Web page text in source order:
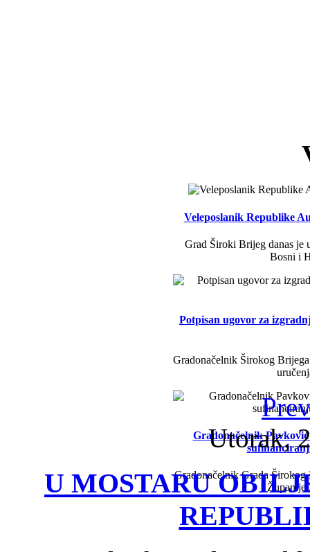
Veleposlanik Republike
Grad Široki Brijeg danas je
Bosni i
Potpisan ugovor za
Gradonačelnik Širokog
Gradonačelnik
Gradonačelnik Grada
Županije
Utorak,
U MOSTARU